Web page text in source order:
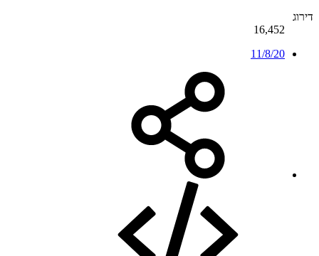
דירוג
16,452
11/8/20